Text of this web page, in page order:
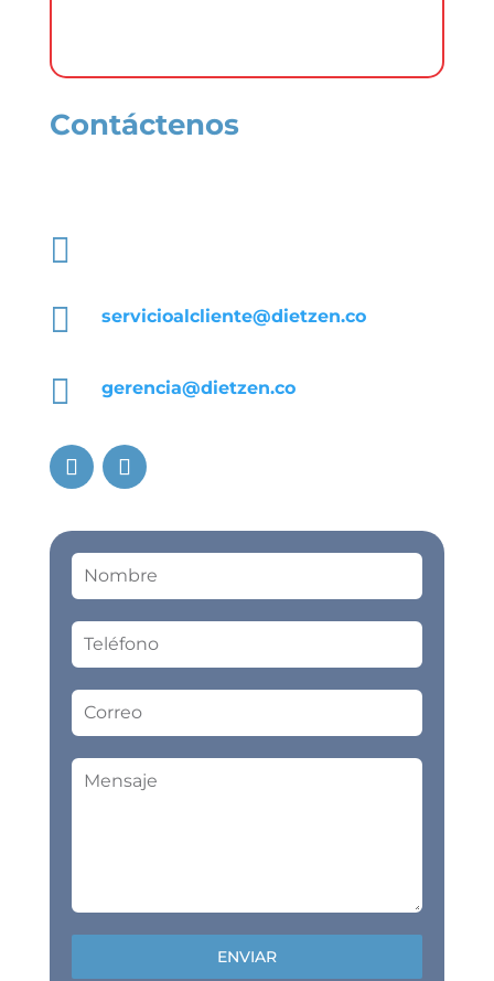
Contáctenos

 servicioalcliente@dietzen.co
 gerencia@dietzen.co
ENVIAR